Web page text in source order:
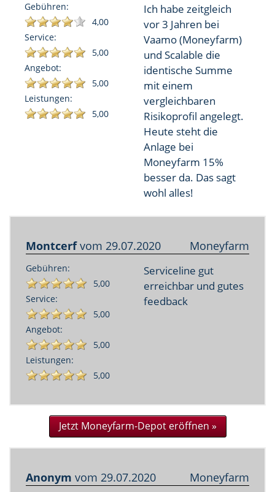
Gebühren:
4,00
Service:
5,00
Angebot:
5,00
Leistungen:
5,00
Ich habe zeitgleich
vor 3 Jahren bei
Vaamo (Moneyfarm)
und Scalable die
identische Summe
mit einem
vergleichbaren
Risikoprofil angelegt.
Heute steht die
Anlage bei
Moneyfarm 15%
besser da. Das sagt
wohl alles!
Montcerfvom 29.07.2020 Moneyfarm
Gebühren:
5,00
Service:
5,00
Angebot:
5,00
Leistungen:
5,00
Serviceline gut
erreichbar und gutes
feedback
Jetzt Moneyfarm-Depot eröffnen »
Anonym vom 29.07.2020 Moneyfarm